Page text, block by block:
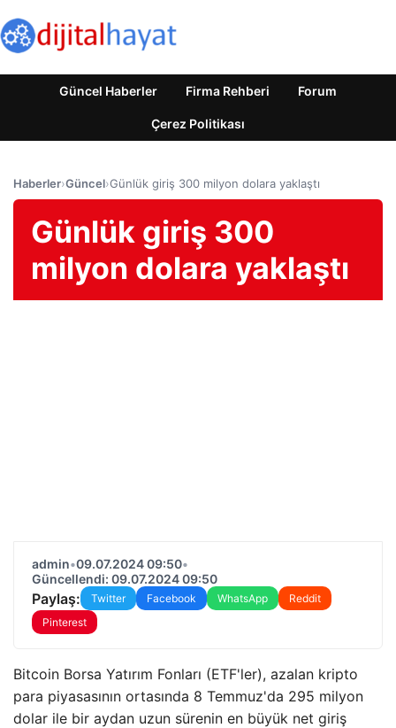
Güncel Haberler Firma Rehberi Forum
Çerez Politikası
Haberler›Güncel›Günlük giriş 300 milyon dolara yaklaştı
Günlük giriş 300
milyon dolara yaklaştı
admin•09.07.2024 09:50•
Güncellendi: 09.07.2024 09:50
Paylaş: Twitter Facebook WhatsApp
Reddit
Pinterest
Bitcoin Borsa Yatırım Fonları (ETF'ler), azalan kripto
para piyasasının ortasında 8 Temmuz'da 295 milyon
dolar ile bir aydan uzun sürenin en büyük net giriş